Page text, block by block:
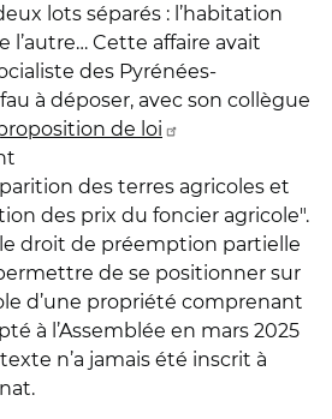
lots séparés : l’habitation
l’autre… Cette affaire avait
des Pyrénées-
à déposer, avec son collègue
de loi
des terres agricoles et
des prix du foncier agricole".
le droit de préemption partielle
de se positionner sur
d’une propriété comprenant
à l’Assemblée en mars 2025
n’a jamais été inscrit à